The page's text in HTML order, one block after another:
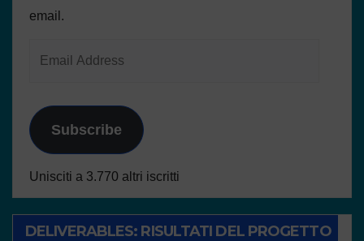
email.
Subscribe
Unisciti a 3.770 altri iscritti
DELIVERABLES: RISULTATI DEL PROGETTO